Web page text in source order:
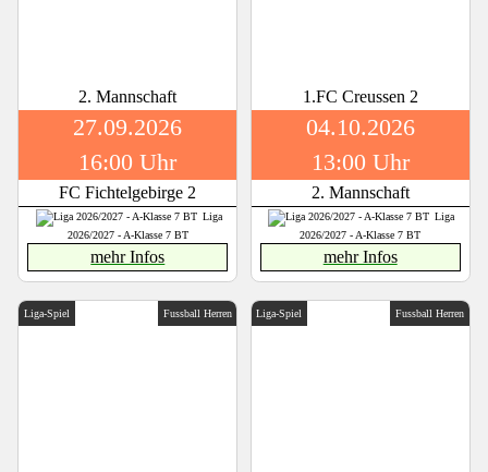
2. Mannschaft
27.09.2026
16:00 Uhr
FC Fichtelgebirge 2
Liga
2026/2027 - A-Klasse 7 BT
mehr Infos
1.FC Creussen 2
04.10.2026
13:00 Uhr
2. Mannschaft
Liga
2026/2027 - A-Klasse 7 BT
mehr Infos
Liga-Spiel Fussball Herren Liga-Spiel Fussball Herren